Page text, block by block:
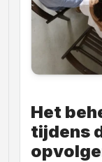
Het
tijdens